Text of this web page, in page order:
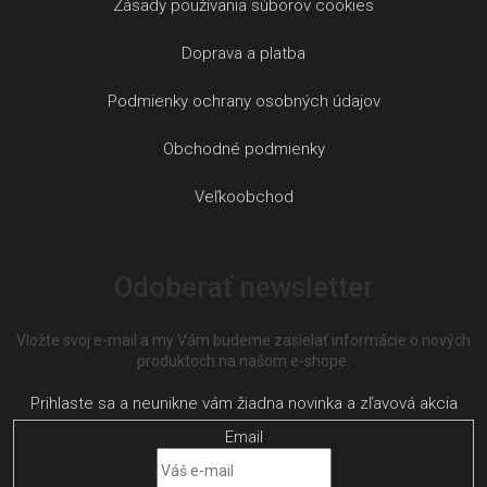
Zásady používania súborov cookies
Doprava a platba
Podmienky ochrany osobných údajov
Obchodné podmienky
Veľkoobchod
Vložte svoj e-mail a my Vám budeme zasielať informácie o nových
produktoch na našom e-shope.
Email